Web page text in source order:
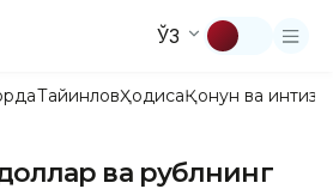
ЎЗ
ТайинловҲодисаҚонун ва
ва рублнинг